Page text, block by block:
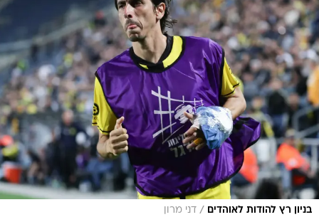
בניון רץ להודות לאוהדים / דני מרון